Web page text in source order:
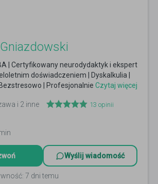
| Certyfikowany neurodydaktyk i ekspert
doświadczeniem | Dyskalkulia |
| Profesjonalnie Czytaj więcej
i 2 inne 13 opinii
Wyślij wiadomość
7 dni temu